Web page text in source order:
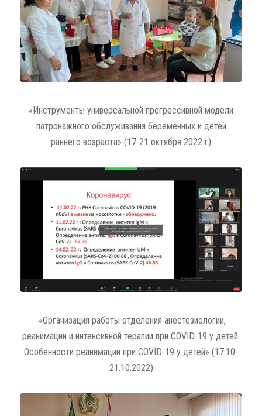
«Инструменты универсальной прогрессивной модели
патронажного обслуживания беременных и детей
раннего возраста» (17-21 октября 2022 г)
«Организация работы отделения анестезиологии,
реанимации и интенсивной терапии при COVID-19 у детей.
Особенности реанимации при COVID-19 у детей» (17.10-
21.10.2022)